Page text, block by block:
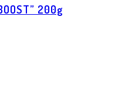
200g